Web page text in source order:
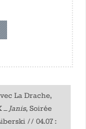
La Drache,
– Janis, Soirée
// 04.07 :